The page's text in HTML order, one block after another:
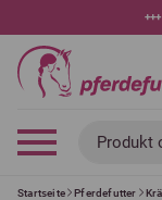
+++
Produkt
Startseite Pferdefutter